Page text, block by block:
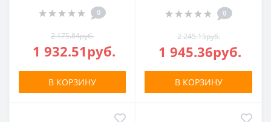
0
2 175.84руб.
1 932.51руб.
В КОРЗИНУ
0
2 245.15руб.
1 945.36руб.
В КОРЗИНУ